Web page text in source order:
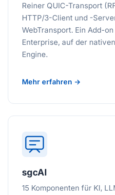
Reiner QUIC-Transport
HTTP/3-Client und -
WebTransport. Ein Add-
Enterprise, auf der
Engine.
Mehr erfahren →
sgcAI
15 Komponenten für KI,